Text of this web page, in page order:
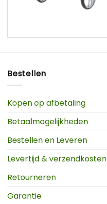
Bestellen
Kopen op afbetaling
Betaalmogelijkheden
Bestellen en Leveren
Levertijd & verzendkosten
Retourneren
Garantie